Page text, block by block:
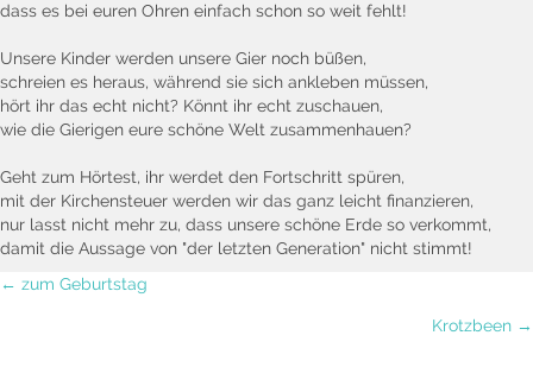
dass es bei euren Ohren einfach schon so weit fehlt!
Unsere Kinder werden unsere Gier noch büßen,
schreien es heraus, während sie sich ankleben müssen,
hört ihr das echt nicht? Könnt ihr echt zuschauen,
wie die Gierigen eure schöne Welt zusammenhauen?
Geht zum Hörtest, ihr werdet den Fortschritt spüren,
mit der Kirchensteuer werden wir das ganz leicht finanzieren,
nur lasst nicht mehr zu, dass unsere schöne Erde so verkommt,
damit die Aussage von "der letzten Generation" nicht stimmt!
Posts
← zum Geburtstag
Krotzbeen →